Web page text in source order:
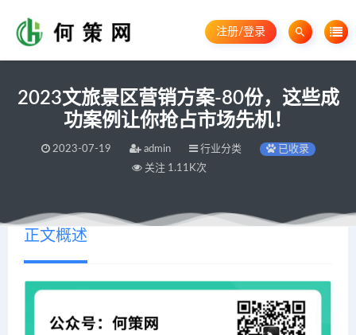
注册/登录
2023文旅景区营销方案-80份，这些成
功案例让你抢占市场先机！
2023-07-19 admin 行业分类
已收录
关注 1.11K次
正文概述